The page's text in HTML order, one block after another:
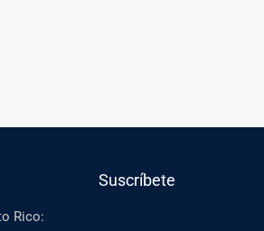
Rico:
Suscríbete